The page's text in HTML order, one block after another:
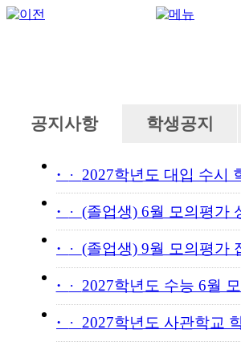
공지사항 학생공지
· 2027학년도 대입 수시 학교
· (졸업생) 6월 모의평가 성적
· (졸업생) 9월 모의평가 접수
· 2027학년도 수능 6월
· 2027학년도 사관학교 학교장